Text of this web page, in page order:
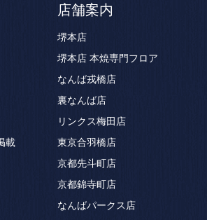
載
店舗案内
堺本店
堺本店 本焼専門フロア
なんば戎橋店
裏なんば店
リンクス梅田店
東京合羽橋店
京都先斗町店
京都錦寺町店
なんばパークス店